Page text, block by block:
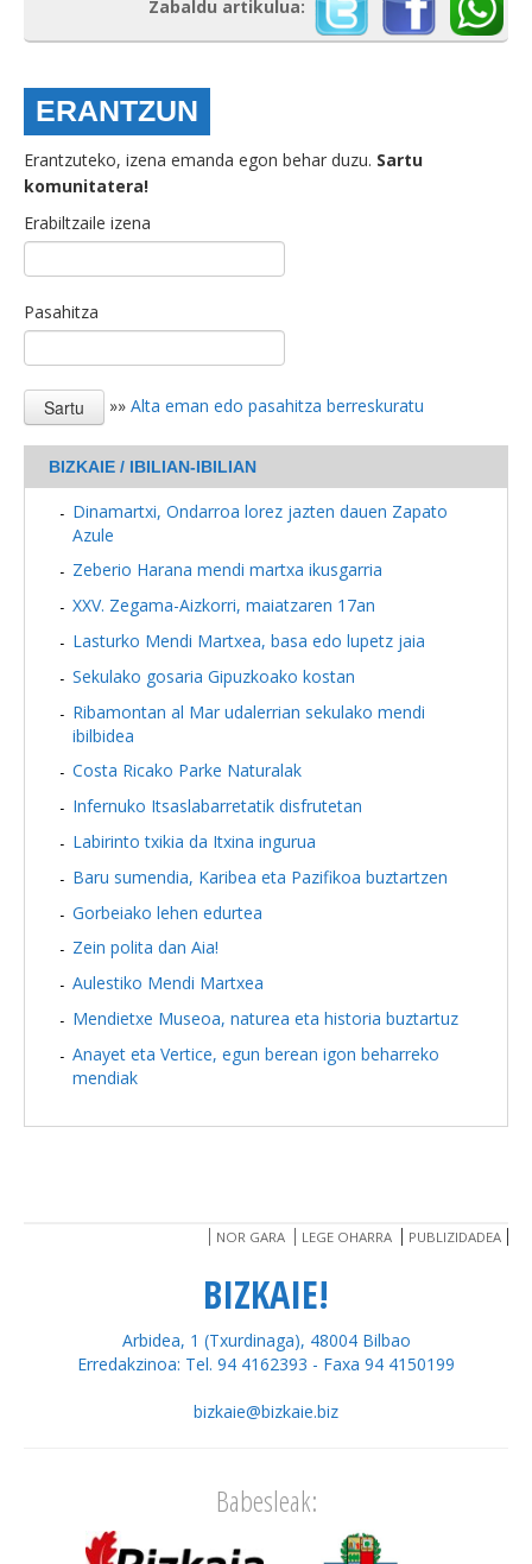
Zabaldu artikulua:
ERANTZUN
Erantzuteko, izena emanda egon behar duzu. Sartu
komunitatera!
Erabiltzaile izena
Pasahitza
»» Alta eman edo pasahitza berreskuratu
BIZKAIE / IBILIAN-IBILIAN
Dinamartxi, Ondarroa lorez jazten dauen Zapato
Azule
Zeberio Harana mendi martxa ikusgarria
XXV. Zegama-Aizkorri, maiatzaren 17an
Lasturko Mendi Martxea, basa edo lupetz jaia
Sekulako gosaria Gipuzkoako kostan
Ribamontan al Mar udalerrian sekulako mendi
ibilbidea
Costa Ricako Parke Naturalak
Infernuko Itsaslabarretatik disfrutetan
Labirinto txikia da Itxina ingurua
Baru sumendia, Karibea eta Pazifikoa buztartzen
Gorbeiako lehen edurtea
Zein polita dan Aia!
Aulestiko Mendi Martxea
Mendietxe Museoa, naturea eta historia buztartuz
Anayet eta Vertice, egun berean igon beharreko
mendiak
NOR GARA LEGE OHARRA PUBLIZIDADEA
BIZKAIE!
Arbidea, 1 (Txurdinaga), 48004 Bilbao
Erredakzinoa: Tel. 94 4162393 - Faxa 94 4150199
bizkaie@bizkaie.biz
Babesleak: